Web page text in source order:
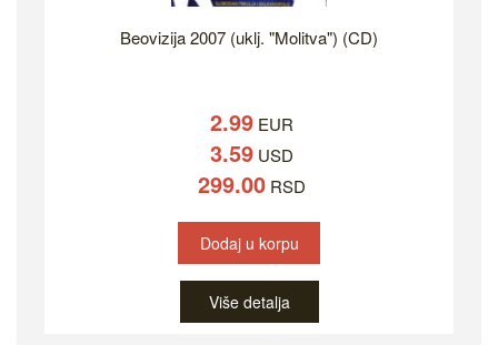
Beovizija 2007 (uklj. "Molitva") (CD)
2.99 EUR
3.59 USD
299.00 RSD
Dodaj u korpu
Više detalja